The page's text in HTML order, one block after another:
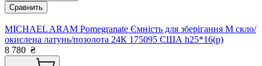
Сравнить
MICHAEL ARAM Pomegranate Ємність для зберігання М скло/
окислена латунь/позолота 24К 175095 США h25*16(р)
8 780 ₴